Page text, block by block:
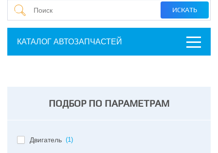
КАТАЛОГ АВТОЗАПЧАСТЕЙ
ПОДБОР ПО ПАРАМЕТРАМ
Двигатель (1)